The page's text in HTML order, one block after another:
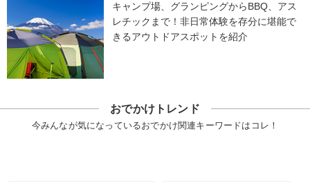
キャンプ場、グランピングからBBQ、アス
レチックまで！非日常体験を存分に堪能で
きるアウトドアスポットを紹介
おでかけトレンド
今みんなが気になっているおでかけ関連キーワードはコレ！